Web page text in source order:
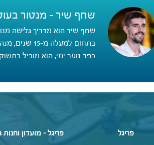
שחף שיר - מנטור בעולם
שחף שיר הוא מדריך גלישה
בתחום
כפר נוער ימי, הוא מוביל
פריגל פריגל - מועדון וחנות